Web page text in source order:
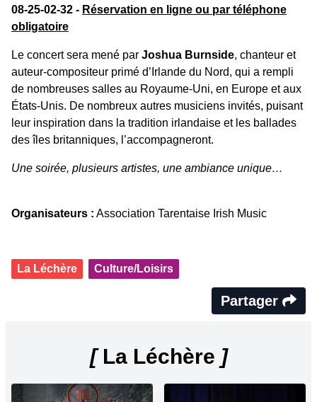
08-25-02-32 - Réservation en ligne ou par téléphone
obligatoire
Le concert sera mené par Joshua Burnside, chanteur et
auteur-compositeur primé d’Irlande du Nord, qui a rempli
de nombreuses salles au Royaume-Uni, en Europe et aux
États-Unis. De nombreux autres musiciens invités, puisant
leur inspiration dans la tradition irlandaise et les ballades
des îles britanniques, l’accompagneront.
Une soirée, plusieurs artistes, une ambiance unique…
Organisateurs : Association Tarentaise Irish Music
La Léchère Culture/Loisirs
Partager
[La Léchère ]